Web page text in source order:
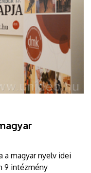
a magyar nyelv idei
9 intézmény